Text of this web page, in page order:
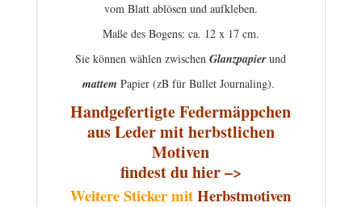
vom Blatt ablösen und aufkleben.
Maße des Bogens: ca. 12 x 17 cm.
Sie können wählen zwischenGlanzpapierund
mattem Papier (zB für Bullet Journaling).
Handgefertigte Federmäppchen
aus Leder mit herbstlichen
Motiven
findest du hier –>
Weitere Sticker mitHerbstmotiven